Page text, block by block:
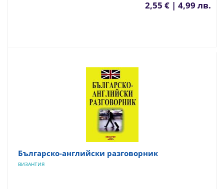
2,55 € | 4,99 лв.
Българско-английски разговорник
ВИЗАНТИЯ